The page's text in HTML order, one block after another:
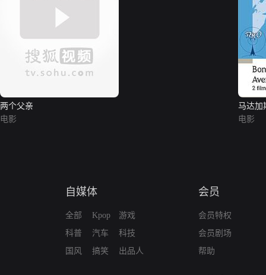
两个父亲
电影
马达加
电影
自媒体
全部
科普
国风
Kpop
汽车
搞笑
游戏
科技
出品人
会员
会员特权
会员剧场
帮助